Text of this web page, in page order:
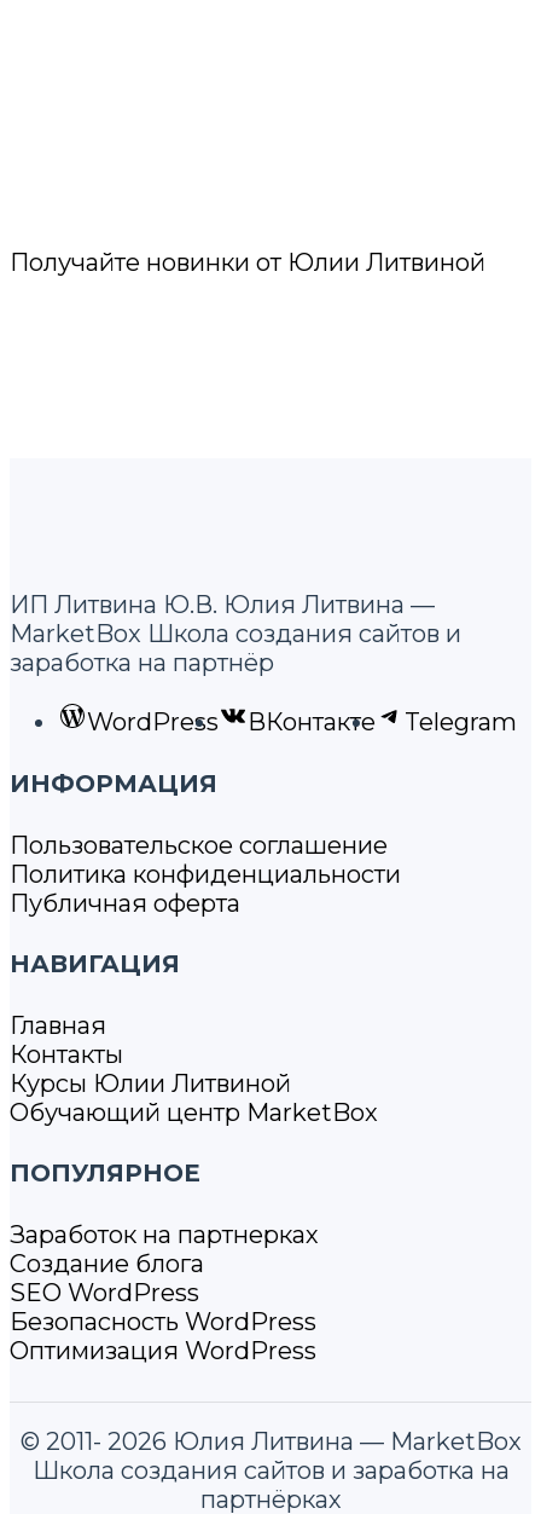
Получайте новинки от Юлии Литвиной
ИП Литвина Ю.В. Юлия Литвина —
MarketBox Школа создания сайтов и
заработка на партнёр
WordPress ВКонтакте Telegram
ИНФОРМАЦИЯ
Пользовательское соглашение
Политика конфиденциальности
Публичная оферта
НАВИГАЦИЯ
Главная
Контакты
Курсы Юлии Литвиной
Обучающий центр MarketBox
ПОПУЛЯРНОЕ
Заработок на партнерках
Создание блога
SEO WordPress
Безопасность WordPress
Оптимизация WordPress
© 2011- 2026 Юлия Литвина — MarketBox
Школа создания сайтов и заработка на
партнёрках